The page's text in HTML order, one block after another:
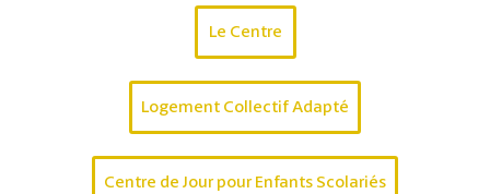
Le Centre
Logement Collectif Adapté
Centre de Jour pour Enfants Scolariés